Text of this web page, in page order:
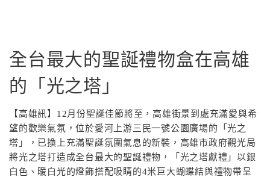
全台最大的聖誕禮物盒在高雄
的「光之塔」
【高雄訊】12月份聖誕佳節將至，高雄街景到處充滿愛與希
望的歡樂氣氛，位於愛河上游三民一號公園廣場的「光之
塔」，已換上充滿聖誕氛圍氣息的新裝，高雄市政府觀光局
將光之塔打造成全台最大的聖誕禮物，「光之塔獻禮」以銀
白色、暖白光的燈飾搭配吸睛的4米巨大蝴蝶結與禮物帶呈